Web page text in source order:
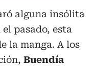
alguna insólita
el pasado, esta
la manga. A los
Buendía